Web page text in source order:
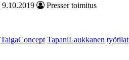
9.10.2019
Presser toimitus
TaigaConcept TapaniLaukkanen työtilat